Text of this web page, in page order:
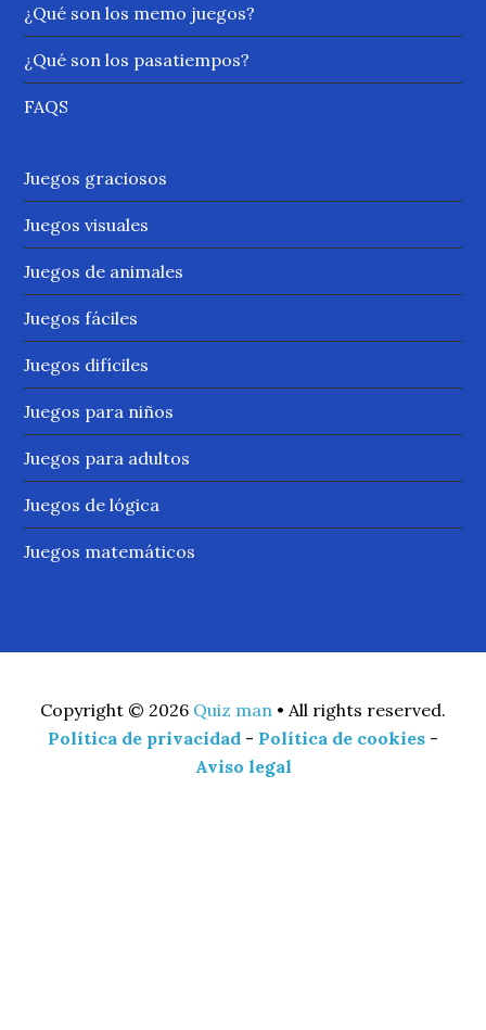
¿Qué son los memo juegos?
¿Qué son los pasatiempos?
FAQS
Juegos graciosos
Juegos visuales
Juegos de animales
Juegos fáciles
Juegos difíciles
Juegos para niños
Juegos para adultos
Juegos de lógica
Juegos matemáticos
Copyright © 2026 Quiz man • All rights reserved.
Política de privacidad - Política de cookies -
Aviso legal